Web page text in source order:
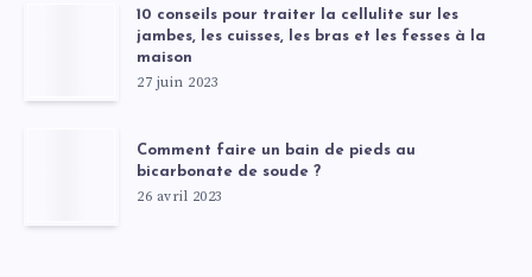
10 conseils pour traiter la cellulite sur les
jambes, les cuisses, les bras et les fesses à la
maison
27 juin 2023
Comment faire un bain de pieds au
bicarbonate de soude ?
26 avril 2023